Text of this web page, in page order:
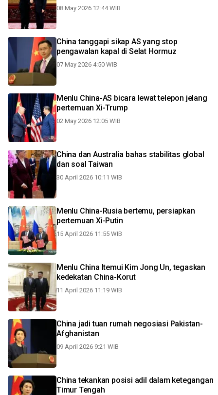
08 May 2026 12:44 WIB
China tanggapi sikap AS yang stop
pengawalan kapal di Selat Hormuz
07 May 2026 4:50 WIB
Menlu China-AS bicara lewat telepon jelang
pertemuan Xi-Trump
02 May 2026 12:05 WIB
China dan Australia bahas stabilitas global
dan soal Taiwan
30 April 2026 10:11 WIB
Menlu China-Rusia bertemu, persiapkan
pertemuan Xi-Putin
15 April 2026 11:55 WIB
Menlu China ltemui Kim Jong Un, tegaskan
kedekatan China-Korut
11 April 2026 11:19 WIB
China jadi tuan rumah negosiasi Pakistan-
Afghanistan
09 April 2026 9:21 WIB
China tekankan posisi adil dalam ketegangan
Timur Tengah